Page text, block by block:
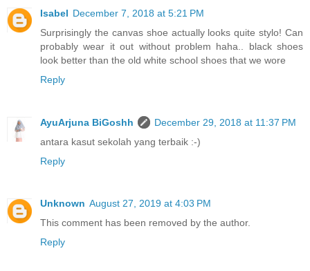
Isabel December 7, 2018 at 5:21 PM
Surprisingly the canvas shoe actually looks quite stylo! Can
probably wear it out without problem haha.. black shoes
look better than the old white school shoes that we wore
Reply
AyuArjuna BiGoshh
December 29, 2018 at 11:37 PM
antara kasut sekolah yang terbaik :-)
Reply
Unknown August 27, 2019 at 4:03 PM
This comment has been removed by the author.
Reply